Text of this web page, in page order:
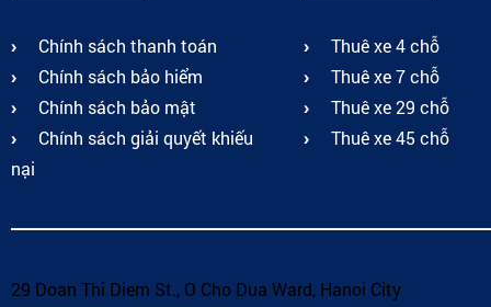
Chính sách thanh toán
Chính sách bảo hiểm
Chính sách bảo mật
Chính sách giải quyết khiếu
nại
Thuê xe 4 chỗ
Thuê xe 7 chỗ
Thuê xe 29 chỗ
Thuê xe 45 chỗ
29 Doan Thi Diem St., O Cho Dua Ward, Hanoi City